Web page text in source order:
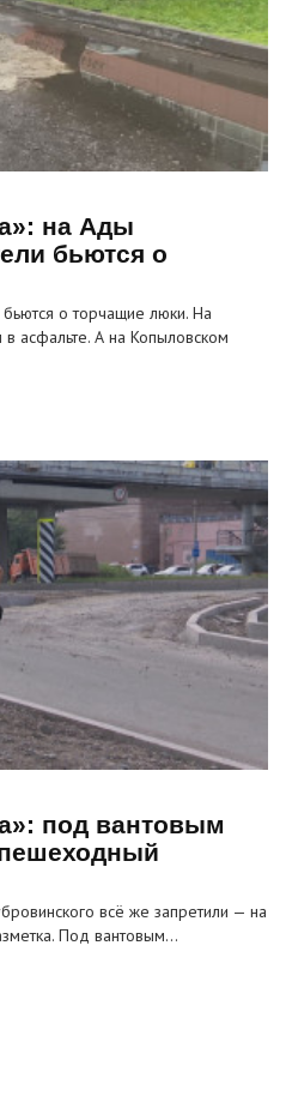
на Ады
бьются о
о торчащие люки. На
асфальте. А на Копыловском
под вантовым
всё же запретили — на
Под вантовым…